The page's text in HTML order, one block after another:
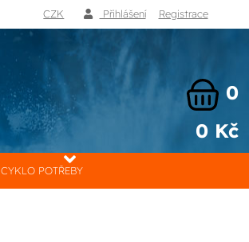
CZK Přihlášení Registrace
0
0 Kč
CYKLO POTŘEBY